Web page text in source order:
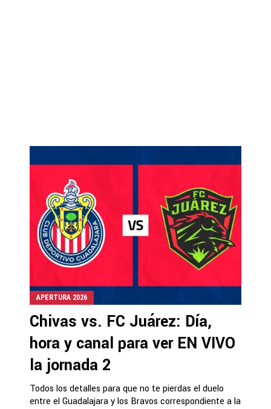
APERTURA 2026
Chivas vs. FC Juárez: Día,
hora y canal para ver EN VIVO
la jornada 2
Todos los detalles para que no te pierdas el duelo
entre el Guadalajara y los Bravos correspondiente a la